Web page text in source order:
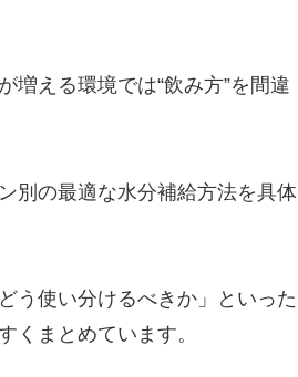
増える環境では“飲み方”を間違
別の最適な水分補給方法を具体
う使い分けるべきか」といった
くまとめています。